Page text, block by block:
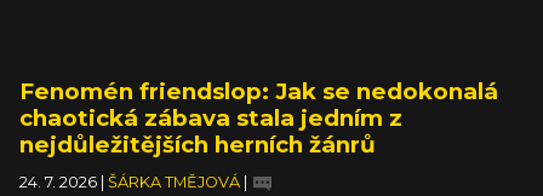
Fenomén friendslop: Jak se nedokonalá
chaotická zábava stala jedním z
nejdůležitějších herních žánrů
24. 7. 2026 ŠÁRKA TMĚJOVÁ